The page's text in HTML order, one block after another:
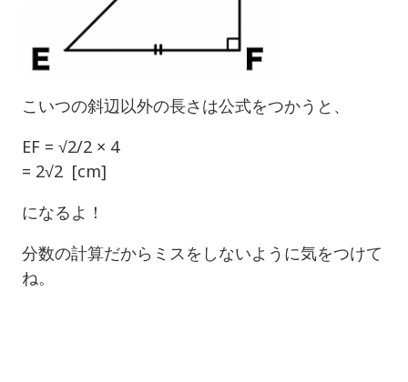
こいつの斜辺以外の長さは公式をつかうと、
EF = √2/2 × 4
= 2√2 [cm]
になるよ！
分数の計算だからミスをしないように気をつけて
ね。